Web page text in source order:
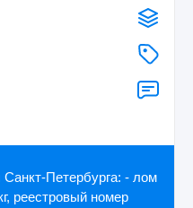
Петербурга: - лом